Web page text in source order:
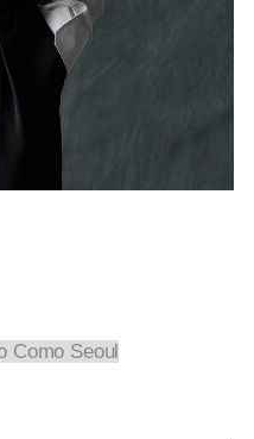
Como Seoul